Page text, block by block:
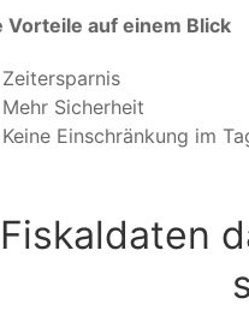
Vorteile auf einem Blick
Zeitersparnis
Mehr Sicherheit
Keine Einschränkung im
Fiskaldaten